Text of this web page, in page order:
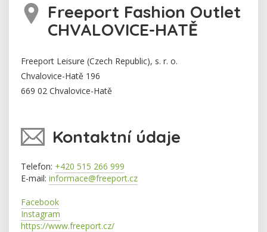
Freeport Fashion Outlet
CHVALOVICE-HATĚ
Freeport Leisure (Czech Republic), s. r. o.
Chvalovice-Hatě 196
669 02 Chvalovice-Hatě
Kontaktní údaje
Telefon: +420 515 266 999
E-mail: informace@freeport.cz
Facebook
Instagram
https://www.freeport.cz/